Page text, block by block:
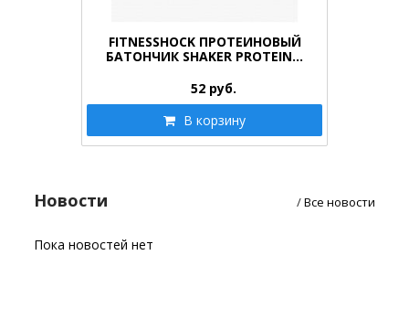
FITNESSHOCK ПРОТЕИНОВЫЙ
БАТОНЧИК SHAKER PROTEIN…
52 руб.
В корзину
Новости /Все новости
Пока новостей нет